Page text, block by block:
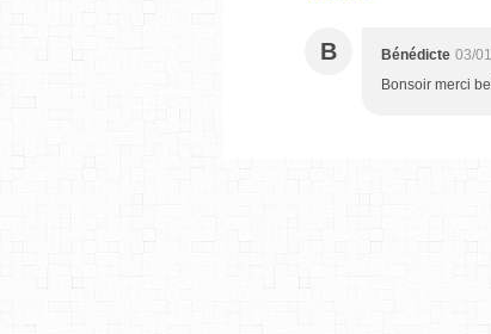
B Bénédicte 03/
Bonsoir merci